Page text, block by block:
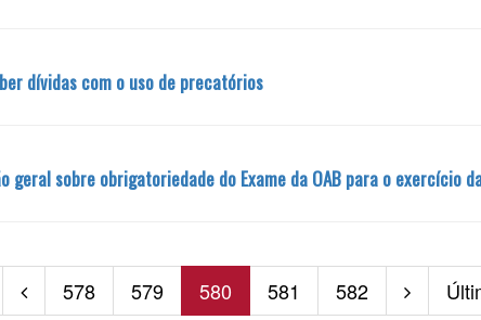
dívidas com o uso de precatórios
geral sobre obrigatoriedade do Exame da OAB para o exercício
578 579 580 581 582